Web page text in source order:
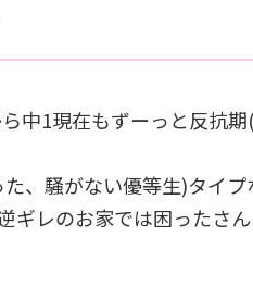
中1現在もずーっと反抗期(
、騒がない優等生)タイ
ギレのお家では困ったさ